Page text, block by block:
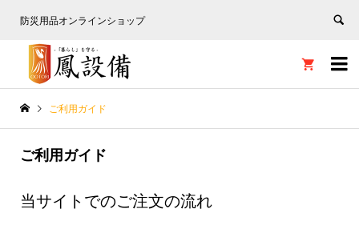
防災用品オンラインショップ


ご利用ガイド
ご利用ガイド
当サイトでのご注文の流れ